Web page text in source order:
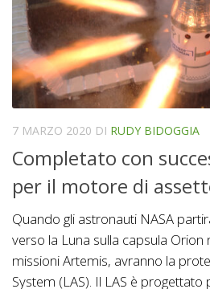
7 MARZO 2020 DI RUDY BIDOGGIA
Completato con
per il motore di
Quando gli astronauti NASA
verso la Luna sulla capsula Orion
missioni Artemis, avranno la
System (LAS). Il LAS è progettato